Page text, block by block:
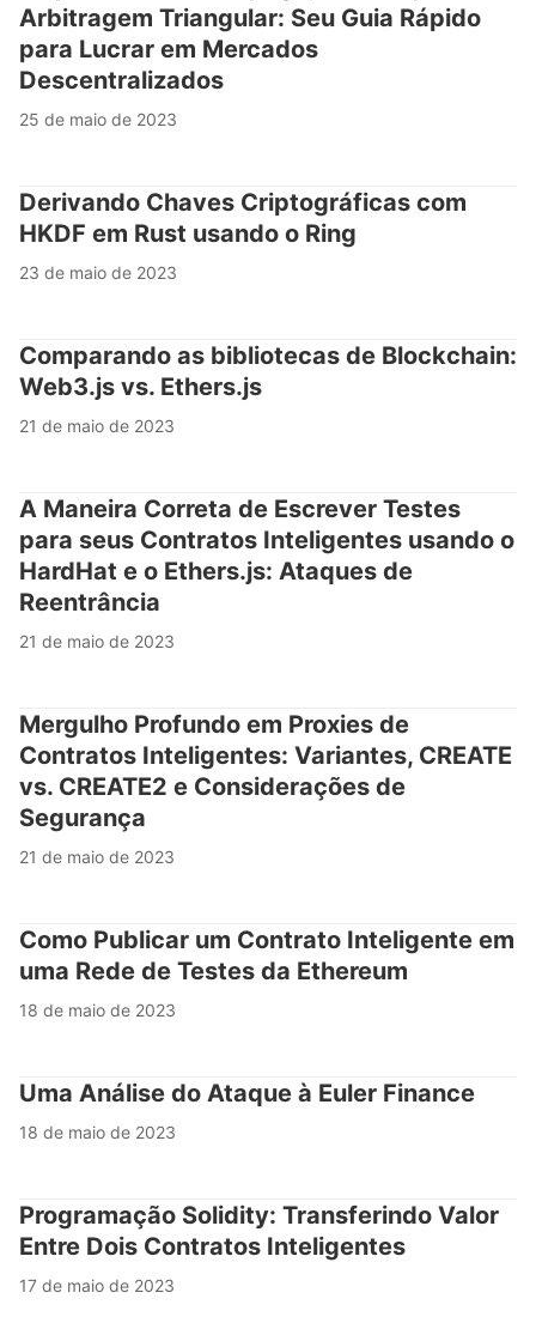
Arbitragem Triangular: Seu Guia Rápido
para Lucrar em Mercados
Descentralizados
25 de maio de 2023
Derivando Chaves Criptográficas com
HKDF em Rust usando o Ring
23 de maio de 2023
Comparando as bibliotecas de Blockchain:
Web3.js vs. Ethers.js
21 de maio de 2023
A Maneira Correta de Escrever Testes
para seus Contratos Inteligentes usando o
HardHat e o Ethers.js: Ataques de
Reentrância
21 de maio de 2023
Mergulho Profundo em Proxies de
Contratos Inteligentes: Variantes, CREATE
vs. CREATE2 e Considerações de
Segurança
21 de maio de 2023
Como Publicar um Contrato Inteligente em
uma Rede de Testes da Ethereum
18 de maio de 2023
Uma Análise do Ataque à Euler Finance
18 de maio de 2023
Programação Solidity: Transferindo Valor
Entre Dois Contratos Inteligentes
17 de maio de 2023